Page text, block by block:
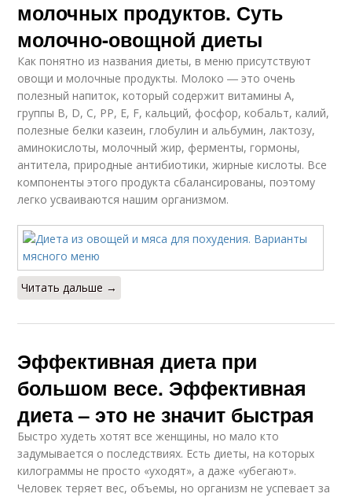
молочных продуктов. Суть
молочно-овощной диеты
Как понятно из названия диеты, в меню присутствуют
овощи и молочные продукты. Молоко ― это очень
полезный напиток, который содержит витамины А,
группы В, D, С, РР, Е, F, кальций, фосфор, кобальт, калий,
полезные белки казеин, глобулин и альбумин, лактозу,
аминокислоты, молочный жир, ферменты, гормоны,
антитела, природные антибиотики, жирные кислоты. Все
компоненты этого продукта сбалансированы, поэтому
легко усваиваются нашим организмом.
Читать дальше →
Эффективная диета при
большом весе. Эффективная
диета – это не значит быстрая
Быстро худеть хотят все женщины, но мало кто
задумывается о последствиях. Есть диеты, на которых
килограммы не просто «уходят», а даже «убегают».
Человек теряет вес, объемы, но организм не успевает за